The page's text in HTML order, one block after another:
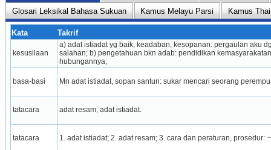
Glosari Leksikal Bahasa Sukuan
Kamus Melayu Parsi Kamus
Kata Takrif
kesusilaan
a) adat istiadat yg baik, keadaban, kesopanan: pergaulan aku
salahan; b) pengetahuan bkn adab: pen­didikan
hubungannya;
basa-basi Mn adat istiadat, sopan santun: sukar mencari seorang
tatacara adat resam; adat istiadat.
tatacara 1. adat istiadat; 2. adat resam; 3. cara dan peraturan, prosedur: